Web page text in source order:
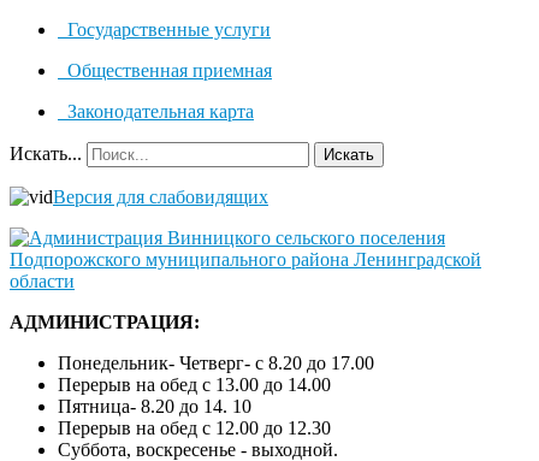
Государственные услуги
Общественная приемная
Законодательная карта
Искать... Искать
Версия для слабовидящих
АДМИНИСТРАЦИЯ:
Понедельник- Четверг- с 8.20 до 17.00
Перерыв на обед с 13.00 до 14.00
Пятница- 8.20 до 14. 10
Перерыв на обед с 12.00 до 12.30
Суббота, воскресенье - выходной.